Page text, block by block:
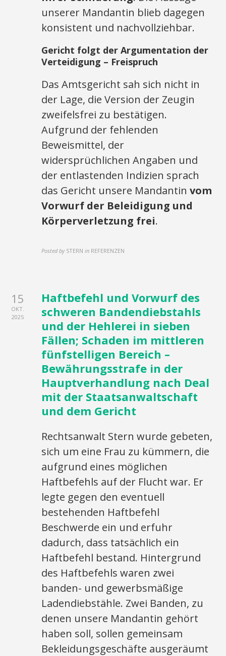
unserer Mandantin blieb dagegen
konsistent und nachvollziehbar.
Gericht folgt der Argumentation der
Verteidigung – Freispruch
Das Amtsgericht sah sich nicht in
der Lage, die Version der Zeugin
zweifelsfrei zu bestätigen.
Aufgrund der fehlenden
Beweismittel, der
widersprüchlichen Angaben und
der entlastenden Indizien sprach
das Gericht unsere Mandantinvom
Vorwurf der Beleidigung und
Körperverletzung frei.
Posted by STERN in REFERENZEN
15
OKT.
2025
Haftbefehl und Vorwurf des
schweren Bandendiebstahls
und der Hehlerei in sieben
Fällen; Schaden im mittleren
fünfstelligen Bereich –
Bewährungsstrafe in der
Hauptverhandlung nach Deal
mit der Staatsanwaltschaft
und dem Gericht
Rechtsanwalt Stern wurde gebeten,
sich um eine Frau zu kümmern, die
aufgrund eines möglichen
Haftbefehls auf der Flucht war. Er
legte gegen den eventuell
bestehenden Haftbefehl
Beschwerde ein und erfuhr
dadurch, dass tatsächlich ein
Haftbefehl bestand. Hintergrund
des Haftbefehls waren zwei
banden- und gewerbsmäßige
Ladendiebstähle. Zwei Banden, zu
denen unsere Mandantin gehört
haben soll, sollen gemeinsam
Bekleidungsgeschäfte ausgeräumt